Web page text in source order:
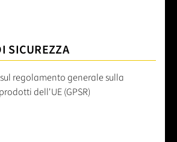
SICUREZZA
regolamento generale sulla
dell'UE (GPSR)